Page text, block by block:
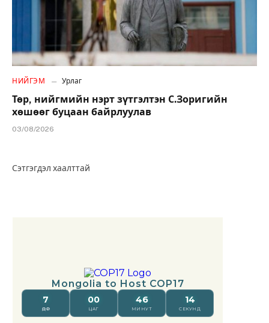
НИЙГЭМ Урлаг
Төр, нийгмийн нэрт зүтгэлтэн С.Зоригийн
хөшөөг буцаан байрлуулав
03/08/2026
Сэтгэгдэл хаалттай